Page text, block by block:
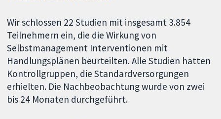
Wir schlossen 22 Studien mit insgesamt 3.854
Teilnehmern ein, die die Wirkung von
Selbstmanagement Interventionen mit
Handlungsplänen beurteilten. Alle Studien hatten
Kontrollgruppen, die Standardversorgungen
erhielten. Die Nachbeobachtung wurde von zwei
bis 24 Monaten durchgeführt.